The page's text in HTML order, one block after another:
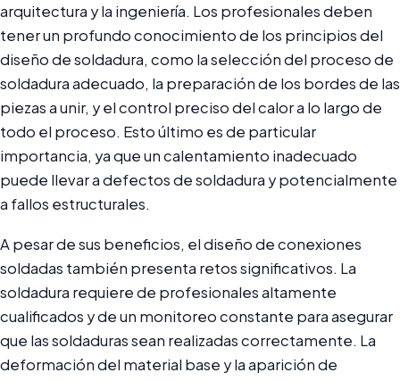
arquitectura y la ingeniería. Los profesionales deben
tener un profundo conocimiento de los principios del
diseño de soldadura, como la selección del proceso de
soldadura adecuado, la preparación de los bordes de las
piezas a unir, y el control preciso del calor a lo largo de
todo el proceso. Esto último es de particular
importancia, ya que un calentamiento inadecuado
puede llevar a defectos de soldadura y potencialmente
a fallos estructurales.
A pesar de sus beneficios, el diseño de conexiones
soldadas también presenta retos significativos. La
soldadura requiere de profesionales altamente
cualificados y de un monitoreo constante para asegurar
que las soldaduras sean realizadas correctamente. La
deformación del material base y la aparición de